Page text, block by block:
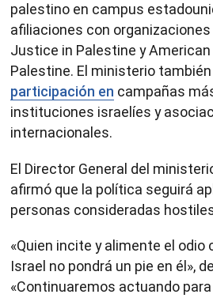
palestino en campus
afiliaciones con
Justice in Palestine y
Palestine. El ministerio
participación en campañas
instituciones israelíes y
internacionales.
El Director General del
afirmó que la política seguirá
personas consideradas
«Quien incite y alimente el odio
Israel no pondrá un pie en él»,
«Continuaremos actuando